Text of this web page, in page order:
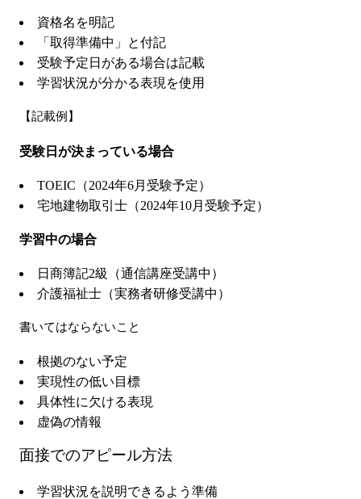
資格名を明記
「取得準備中」と付記
受験予定日がある場合は記載
学習状況が分かる表現を使用
【記載例】
受験日が決まっている場合
TOEIC（2024年6月受験予定）
宅地建物取引士（2024年10月受験予定）
学習中の場合
日商簿記2級（通信講座受講中）
介護福祉士（実務者研修受講中）
書いてはならないこと
根拠のない予定
実現性の低い目標
具体性に欠ける表現
虚偽の情報
面接でのアピール方法
学習状況を説明できるよう準備